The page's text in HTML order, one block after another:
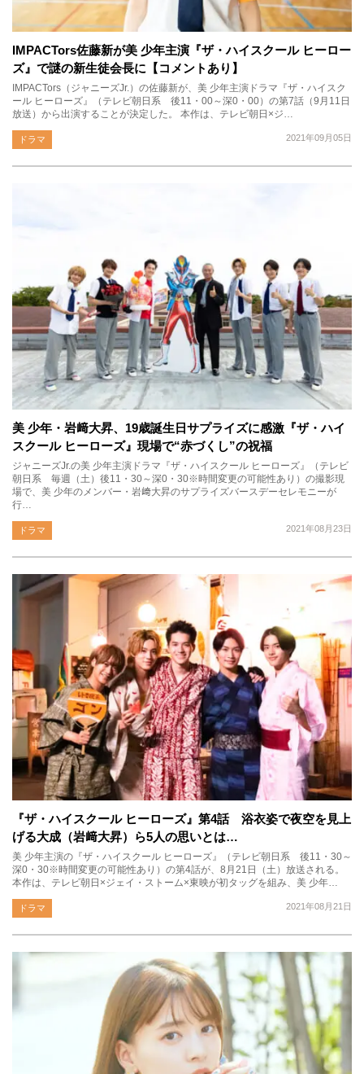
IMPACTors佐藤新が美 少年主演『ザ・ハイスクール ヒーロー
ズ』で謎の新生徒会長に【コメントあり】
IMPACTors（ジャニーズJr.）の佐藤新が、美 少年主演ドラマ『ザ・ハイスク
ール ヒーローズ』（テレビ朝日系 後11・00～深0・00）の第7話（9月11日
放送）から出演することが決定した。 本作は、テレビ朝日×ジ…
2021年09月05日
ドラマ
美 少年・岩﨑大昇、19歳誕生日サプライズに感激『ザ・ハイ
スクール ヒーローズ』現場で“赤づくし”の祝福
ジャニーズJr.の美 少年主演ドラマ『ザ・ハイスクール ヒーローズ』（テレビ
朝日系 毎週（土）後11・30～深0・30※時間変更の可能性あり）の撮影現
場で、美 少年のメンバー・岩﨑大昇のサプライズバースデーセレモニーが
行…
2021年08月23日
ドラマ
『ザ・ハイスクール ヒーローズ』第4話 浴衣姿で夜空を見上
げる大成（岩﨑大昇）ら5人の思いとは…
美 少年主演の『ザ・ハイスクール ヒーローズ』（テレビ朝日系 後11・30～
深0・30※時間変更の可能性あり）の第4話が、8月21日（土）放送される。
本作は、テレビ朝日×ジェイ・ストーム×東映が初タッグを組み、美 少年…
2021年08月21日
ドラマ